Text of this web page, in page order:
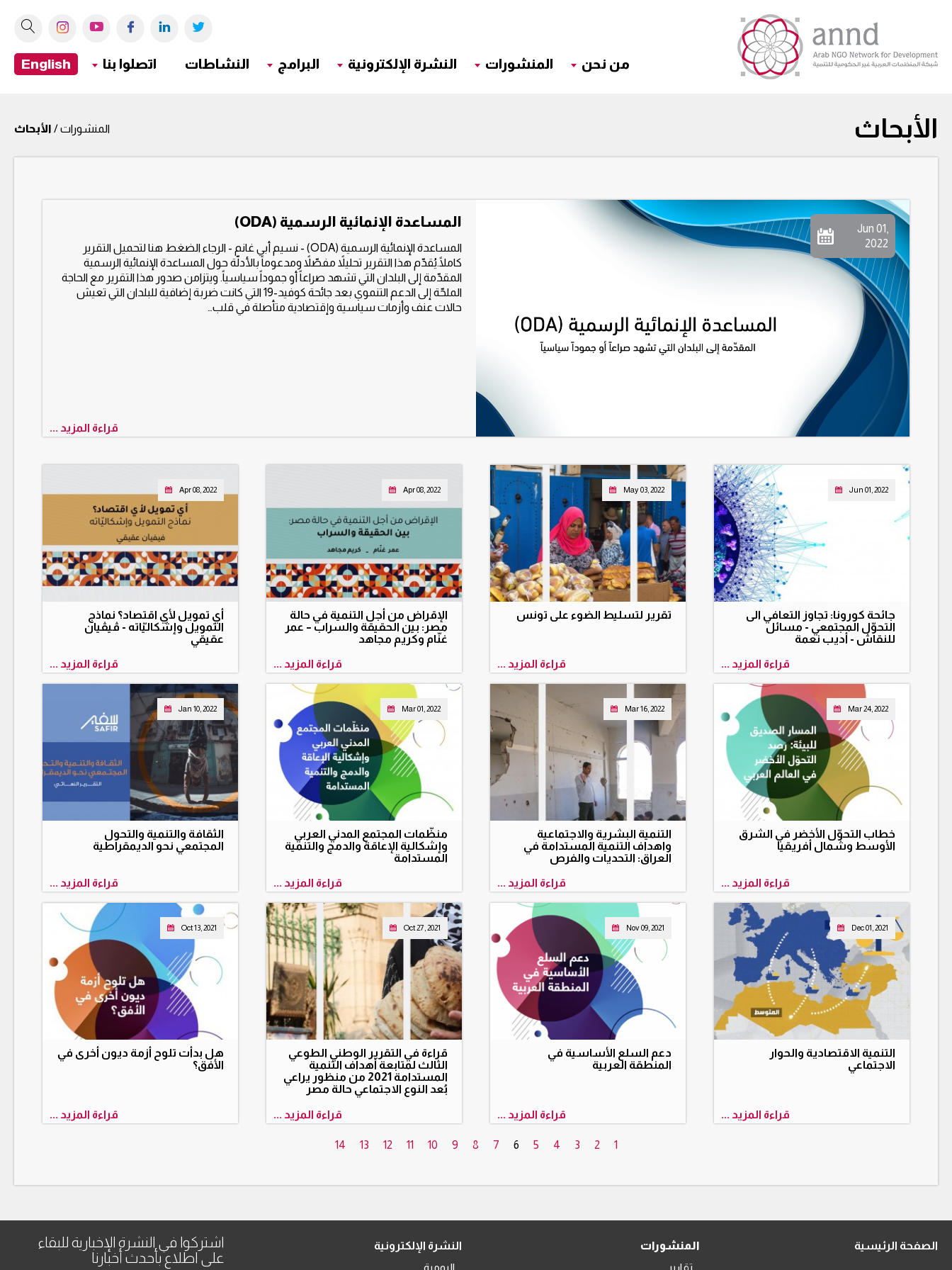
من نحن المنشورات النشرة الإلكترونية البرامج النشاطات اتصلوا بنا English
الأبحاث المنشورات / الأبحاث
Jun 01,
2022
المساعدة الإنمائية الرسمية (ODA)
‫المساعدة الإنمائية الرسمية (ODA) - نسيم أبي غانم - الرجاء الضغط هنا لتحميل التقرير
كاملًا.‬‫يُقدّم هذا التقرير تحليلاً مفصّلاً ومدعوماً بالأدلّة حول المساعدة الإنمائية الرسمية
المقدّمة إلى البلدان التي تشهد صراعاً أو جموداً سياسياً. ويتزامن صدور هذا التقرير مع الحاجة
الملحّة إلى الدعم التنموي بعد جائحة كوفيد-19 التي كانت ضربة إضافية للبلدان التي تعيش
حالات عنف وأزمات سياسية وإقتصادية متأصلة في قلب…
قراءة المزيد ...
Jun 01, 2022
جائحة كورونا: تجاوز التعافي الى
التحوّل المجتمعي - مسائل
للنقاش - أديب نعمة
قراءة المزيد ...
May 03, 2022
تقرير لتسليط الضوء على تونس
قراءة المزيد ...
Apr 08, 2022
الإقراض من أجل التنمية في حالة
مصر: بين الحقيقة والسراب – عمر
غنّام وكريم مجاهد
قراءة المزيد ...
Apr 08, 2022
أي تمويل لأي اقتصاد؟ نماذج
التمويل وإشكاليّاته ‪-‬ ڤيڤيان
عقيقي
قراءة المزيد ...
Mar 24, 2022
خطاب التحوّل الأخضر في الشرق
الأوسط وشمال أفريقيا
قراءة المزيد ...
Mar 16, 2022
التنمية البشرية والاجتماعية
واهداف التنمية المستدامة في
العراق: التحديات والفرص
قراءة المزيد ...
Mar 01, 2022
منظّمات المجتمع المدني العربي
وإشكالية الإعاقة والدمج والتنمية
المستدامة
قراءة المزيد ...
Jan 10, 2022
الثقافة والتنمية والتحول
المجتمعي نحو الديمقراطية
قراءة المزيد ...
Dec 01, 2021
التنمية الاقتصادية والحوار
الاجتماعي
قراءة المزيد ...
Nov 09, 2021
دعم السلع الأساسية في
المنطقة العربية
قراءة المزيد ...
Oct 27, 2021
قراءة في التقرير الوطني الطوعي
الثالث لمتابعة أهداف التنمية
المستدامة 2021 من منظور يراعي
بُعد النوع الاجتماعي حالة مصر
قراءة المزيد ...
Oct 13, 2021
هل بدأت تلوح أزمة ديون أخرى في
الأفق؟
قراءة المزيد ...
1
2
3
4
5
6
7
8
9
10
11
12
13
14
الصفحة الرئيسية
المنشورات
النشرة الإلكترونية
اشتركوا في النشرة الإخبارية للبقاء
على اطلاع بأحدث أخبارنا